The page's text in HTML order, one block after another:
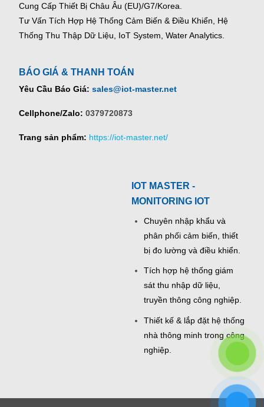
Cung Cấp Thiết Bị Châu Âu (EU)/G7/Korea.
Tư Vấn Tích Hợp Hệ Thống Cảm Biến & Điều Khiển, Hệ
Thống Thu Thập Dữ Liệu, IoT System, Water Analytics.
BÁO GIÁ & THANH TOÁN
Yêu Cầu Báo Giá: sales@iot-master.net
Cellphone/Zalo: 0379720873
Trang sản phẩm: https://iot-master.net/
IOT MASTER -
MONITORING IOT
Chuyên nhập khẩu và
phân phối cảm biến, thiết
bị đo lường và điều khiển.
Tích hợp hệ thống giám
sát thu nhập dữ liệu,
truyền thông công nghiệp.
Thiết kế & lắp đặt hệ thống
nhà thông minh trong công
nghiệp.